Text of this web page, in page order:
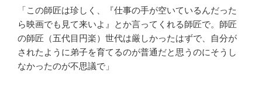
「この師匠は珍しく、『仕事の手が空いているんだった
ら映画でも見て来いよ』とか言ってくれる師匠で。師匠
の師匠（五代目円楽）世代は厳しかったはずで、自分が
されたように弟子を育てるのが普通だと思うのにそうし
なかったのが不思議で」